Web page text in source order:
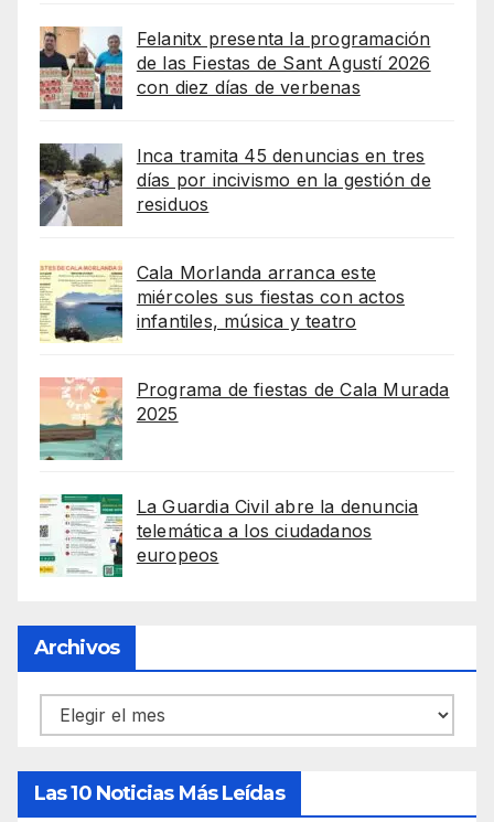
Felanitx presenta la programación
de las Fiestas de Sant Agustí 2026
con diez días de verbenas
Inca tramita 45 denuncias en tres
días por incivismo en la gestión de
residuos
Cala Morlanda arranca este
miércoles sus fiestas con actos
infantiles, música y teatro
Programa de fiestas de Cala Murada
2025
La Guardia Civil abre la denuncia
telemática a los ciudadanos
europeos
Archivos
Archivos
Las 10 Noticias Más Leídas